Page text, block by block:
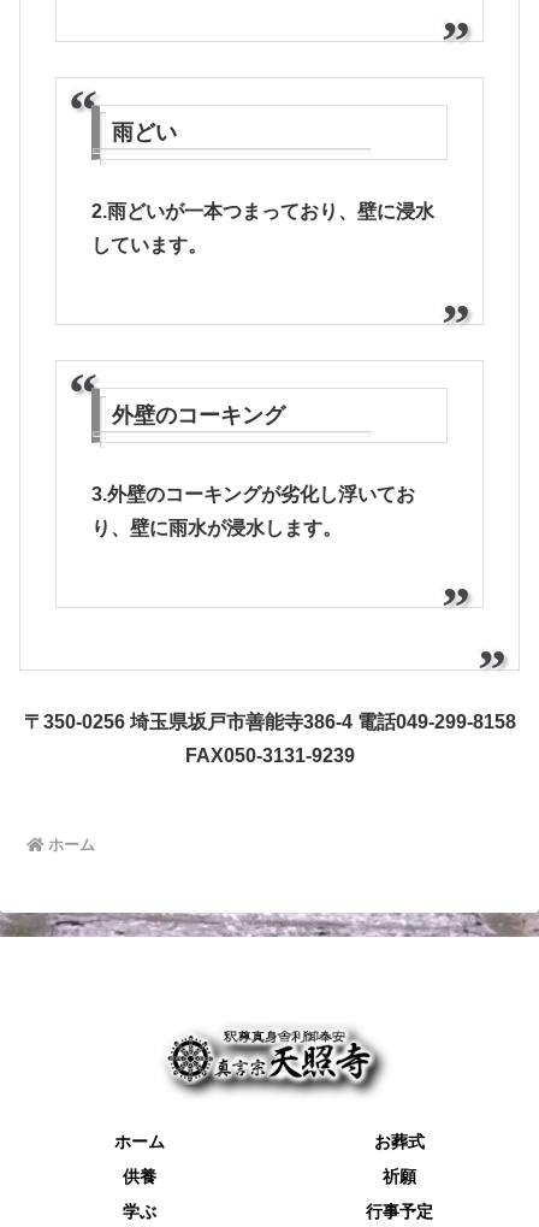
雨どい
2.雨どいが一本つまっており、壁に浸水
しています。
外壁のコーキング
3.外壁のコーキングが劣化し浮いてお
り、壁に雨水が浸水します。
〒350-0256 埼玉県坂戸市善能寺386-4 電話049-299-8158
FAX050-3131-9239
ホーム
ホーム
お葬式
供養
祈願
学ぶ
行事予定